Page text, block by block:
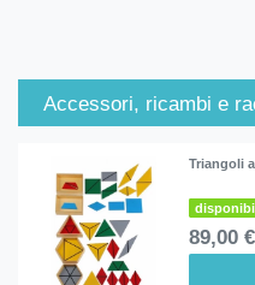
Accessori, ricambi e
Triangoli
89,00